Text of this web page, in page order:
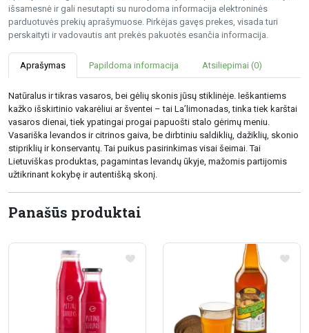
išsamesnė ir gali nesutapti su nurodoma informacija elektroninės
parduotuvės prekių aprašymuose. Pirkėjas gavęs prekes, visada turi
perskaityti ir vadovautis ant prekės pakuotės esančia informacija.
Aprašymas Papildoma informacija Atsiliepimai (0)
Natūralus ir tikras vasaros, bei gėlių skonis jūsų stiklinėje. Ieškantiems
kažko išskirtinio vakarėliui ar šventei – tai La’limonadas, tinka tiek karštai
vasaros dienai, tiek ypatingai progai papuošti stalo gėrimų meniu.
Vasariška levandos ir citrinos gaiva, be dirbtiniu saldiklių, dažiklių, skonio
stipriklių ir konservantų. Tai puikus pasirinkimas visai šeimai. Tai
Lietuviškas produktas, pagamintas levandų ūkyje, mažomis partijomis
užtikrinant kokybę ir autentišką skonį.
Panašūs produktai